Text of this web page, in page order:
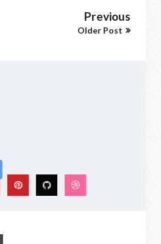
Previous
Older Post